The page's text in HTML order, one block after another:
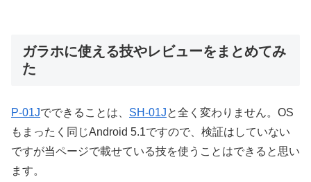
ガラホに使える技やレビューをまとめてみ
た
P-01Jでできることは、 SH-01Jと全く変わりません。OS
もまったく同じAndroid 5.1ですので、検証はしていない
ですが当ページで載せている技を使うことはできると思い
ます。